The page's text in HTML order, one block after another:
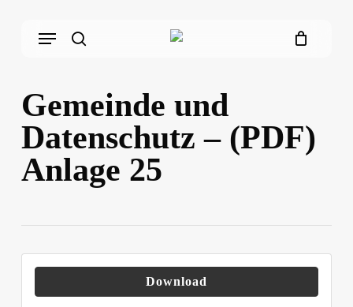
Menu
Gemeinde und
Datenschutz – (PDF)
Anlage 25
Download